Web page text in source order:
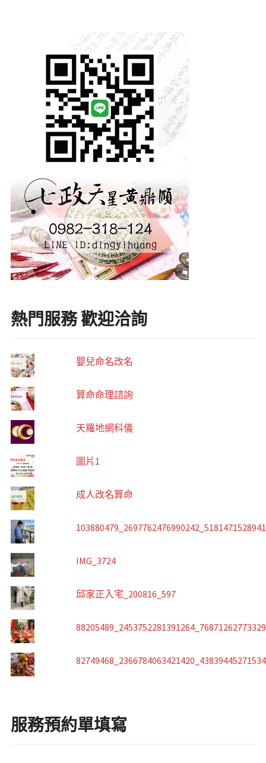
熱門服務 歡迎洽詢
嬰兒命名改名
算命命理諮詢
天羅地網科儀
圖片1
成人改名算命
IMG_3724
邱家正入宅_200816_597
服務預約單填寫